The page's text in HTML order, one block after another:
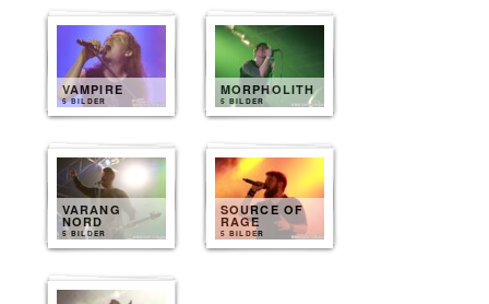
VAMPIRE
5 BILDER
MORPHOLITH
5 BILDER
VARANG
NORD
5 BILDER
SOURCE OF
RAGE
5 BILDER